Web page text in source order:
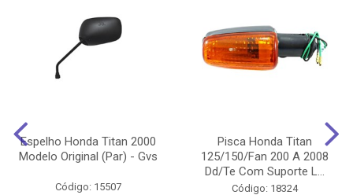
Espelho Honda Titan 2000
Modelo Original (Par) - Gvs
Código: 15507
Pisca Honda Titan
125/150/Fan 200 A 2008
Dd/Te Com Suporte L...
Código: 18324